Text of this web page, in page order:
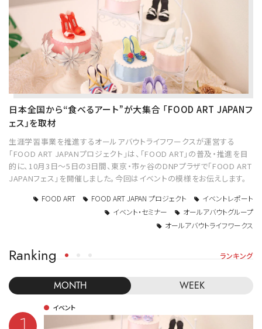
日本全国から“食べるアート”が大集合 「FOOD ART JAPANフ
ェス」を取材
生涯学習事業を推進するオールアバウトライフワークスが運営する
「FOOD ART JAPANプロジェクト」は、「FOOD ART」の普及・推進を目
的に、10月3日～5日の3日間、東京・市ヶ谷のDNPプラザで「FOOD ART
JAPANフェス」を開催しました。今回はイベントの模様をお伝えします。
FOOD ART FOOD ART JAPAN プロジェクト
イベントレポート
イベント・セミナー
オールアバウトグループ
オールアバウトライフワークス
Ranking ランキング
MONTH WEEK
イベント